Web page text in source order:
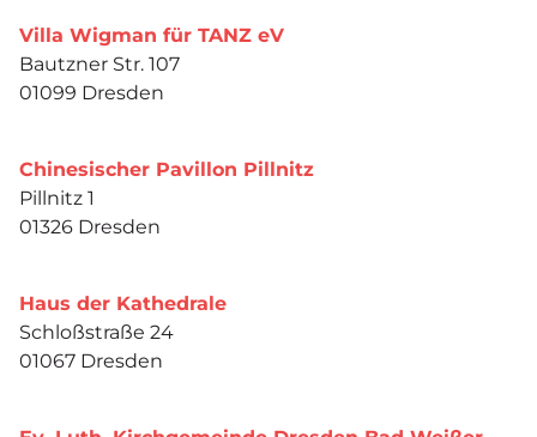
Villa Wigman für TANZ eV
Bautzner Str. 107
01099 Dresden
Chinesischer Pavillon Pillnitz
Pillnitz 1
01326 Dresden
Haus der Kathedrale
Schloßstraße 24
01067 Dresden